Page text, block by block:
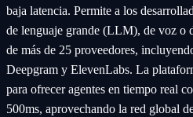
baja latencia. Permite a los
de lenguaje grande (LLM), de voz o
de más de 25 proveedores,
Deepgram y ElevenLabs. La
para ofrecer agentes en tiempo real
500ms, aprovechando la red global